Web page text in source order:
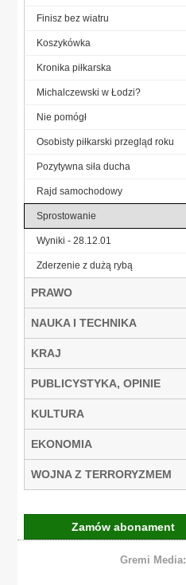
Finisz bez wiatru
Koszykówka
Kronika piłkarska
Michalczewski w Łodzi?
Nie pomógł
Osobisty piłkarski przegląd roku
Pozytywna siła ducha
Rajd samochodowy
Sprostowanie
Wyniki - 28.12.01
Zderzenie z dużą rybą
PRAWO
NAUKA I TECHNIKA
KRAJ
PUBLICYSTYKA, OPINIE
KULTURA
EKONOMIA
WOJNA Z TERRORYZMEM
Zamów abonament
Gremi Media: